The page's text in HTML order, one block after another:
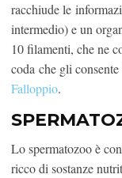
racchiude le
intermedio) e un
10 filamenti, che ne
coda che gli
Falloppio.
Lo spermatozoo è
ricco di sostanze